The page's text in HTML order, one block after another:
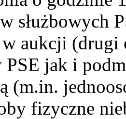
służbowych
w aukcji (drugi
jak i
(m.in.
fizyczne